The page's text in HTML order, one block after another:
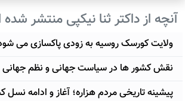
آنچه از داکتر ثنا نیکپی منتشر
ولایت کورسک روسیه به زودی پاکسازی می
نقش کشور ها در سیاست جهانی و نظم جهانی
پيشينه تاريخی مردم هزاره؛ آغاز و ادامه